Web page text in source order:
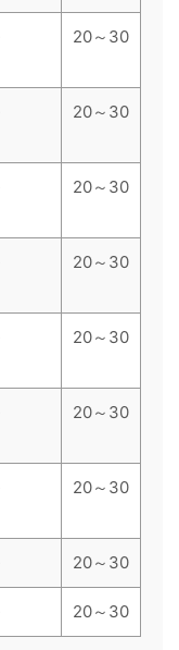
20～30
20～30
20～30
20～30
20～30
20～30
20～30
20～30
20～30